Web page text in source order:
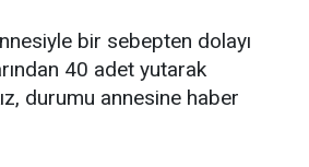
bir sebepten dolayı
40 adet yutarak
durumu annesine haber